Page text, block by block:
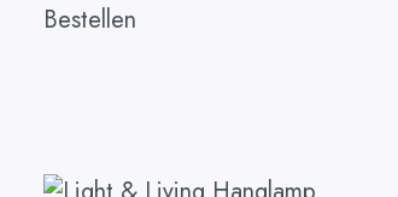
Bestellen